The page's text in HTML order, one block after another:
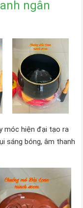
ngân
móc hiện đại tạo ra
sáng bóng, âm thanh